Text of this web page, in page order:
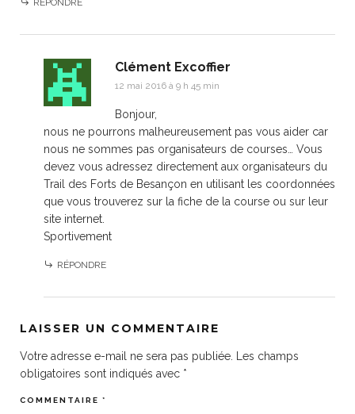
RÉPONDRE
Clément Excoffier
12 mai 2016 à 9 h 45 min
Bonjour,
nous ne pourrons malheureusement pas vous aider car
nous ne sommes pas organisateurs de courses… Vous
devez vous adressez directement aux organisateurs du
Trail des Forts de Besançon en utilisant les coordonnées
que vous trouverez sur la fiche de la course ou sur leur
site internet.
Sportivement
RÉPONDRE
LAISSER UN COMMENTAIRE
Votre adresse e-mail ne sera pas publiée.
Les champs
obligatoires sont indiqués avec *
COMMENTAIRE *